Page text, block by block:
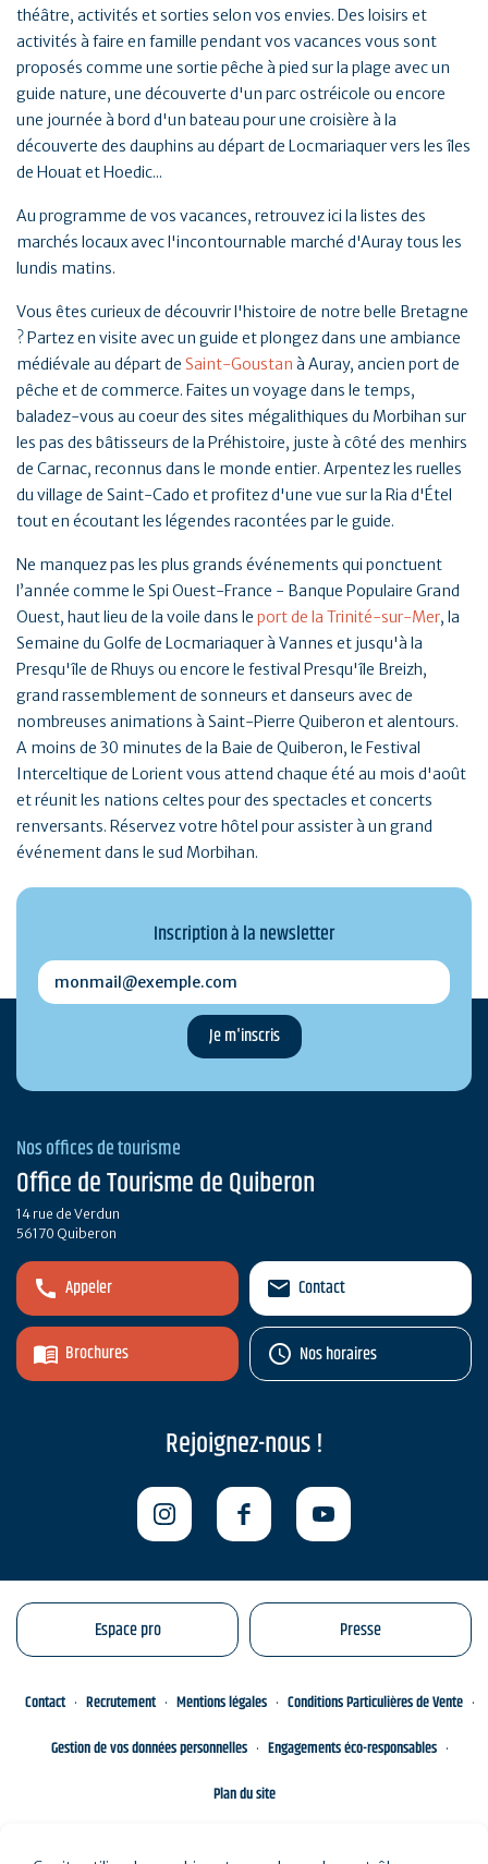
théâtre, activités et sorties selon vos envies. Des loisirs et
activités à faire en famille pendant vos vacances vous sont
proposés comme une sortie pêche à pied sur la plage avec un
guide nature, une découverte d'un parc ostréicole ou encore
une journée à bord d'un bateau pour une croisière à la
découverte des dauphins au départ de Locmariaquer vers les îles
de Houat et Hoedic...
Au programme de vos vacances, retrouvez ici la listes des
marchés locaux avec l'incontournable marché d'Auray tous les
lundis matins.
Vous êtes curieux de découvrir l'histoire de notre belle Bretagne
? Partez en visite avec un guide et plongez dans une ambiance
médiévale au départ de Saint-Goustan à Auray, ancien port de
pêche et de commerce. Faites un voyage dans le temps,
baladez-vous au coeur des sites mégalithiques du Morbihan sur
les pas des bâtisseurs de la Préhistoire, juste à côté des menhirs
de Carnac, reconnus dans le monde entier. Arpentez les ruelles
du village de Saint-Cado et profitez d'une vue sur la Ria d'Étel
tout en écoutant les légendes racontées par le guide.
Ne manquez pas les plus grands événements qui ponctuent
l’année comme le Spi Ouest-France - Banque Populaire Grand
Ouest, haut lieu de la voile dans le port de la Trinité-sur-Mer, la
Semaine du Golfe de Locmariaquer à Vannes et jusqu'à la
Presqu'île de Rhuys ou encore le festival Presqu'île Breizh,
grand rassemblement de sonneurs et danseurs avec de
nombreuses animations à Saint-Pierre Quiberon et alentours.
A moins de 30 minutes de la Baie de Quiberon, le Festival
Interceltique de Lorient vous attend chaque été au mois d'août
et réunit les nations celtes pour des spectacles et concerts
renversants. Réservez votre hôtel pour assister à un grand
événement dans le sud Morbihan.
Inscription à la newsletter
monmail@exemple.com
Nos offices de tourisme
Office de Tourisme de Quiberon
14 rue de Verdun
56170 Quiberon
Appeler
Brochures
Contact
Nos horaires
Rejoignez-nous !
Espace pro Presse
Contact Recrutement Mentions légales
Conditions Particulières de Vente
Gestion de vos données personnelles
Engagements éco-responsables
Plan du site